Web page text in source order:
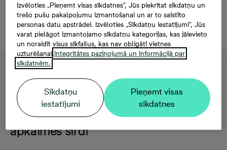
Atrašanās vieta
Torņakalns
Apraksts
Jūsu jaunā mājvieta vēsturiskas
apkaimes sirdī
Izvēloties „Pieņemt visas sīkdatnes”, Jūs piekrītat sīkdatņu un
trešo pušu pakalpojumu izmantošanai un ar to saistīto
personas datu apstrādei. Izvēloties „Sīkdatņu iestatījumi”, Jūs
varat pielāgot izmantojamo sīkdatņu kategorijas, kas jāievieto
un noraidīt visus sīkfailus, kas nav obligāti vietnes
uzturēšanai.Integritātes paziņojumā un Informācijā par
sīkdatnēm.
Sīkdatņu
iestatījumi
Pieņemt visas
sīkdatnes